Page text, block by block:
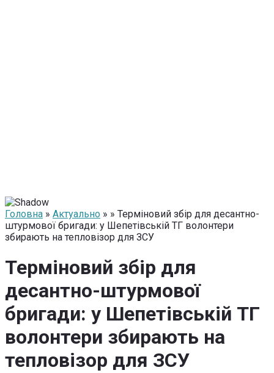
Головна » Актуально » » Терміновий збір для десантно-
штурмової бригади: у Шепетівській ТГ волонтери
збирають на тепловізор для ЗСУ
Терміновий збір для
десантно-штурмової
бригади: у Шепетівській ТГ
волонтери збирають на
тепловізор для ЗСУ